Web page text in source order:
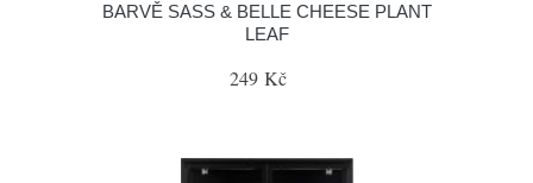
BARVĚ SASS & BELLE CHEESE PLANT
LEAF
249 Kč